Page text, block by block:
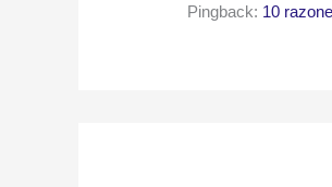
Pingback: 10